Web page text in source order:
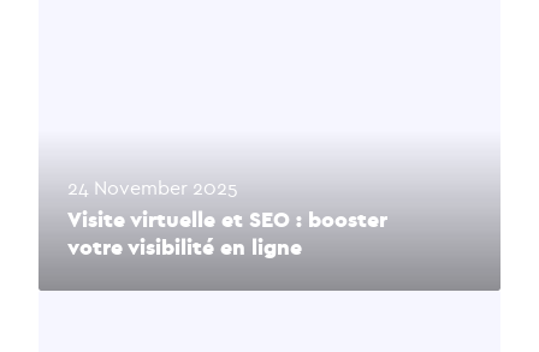
24 November 2025
Visite virtuelle et SEO : booster
votre visibilité en ligne